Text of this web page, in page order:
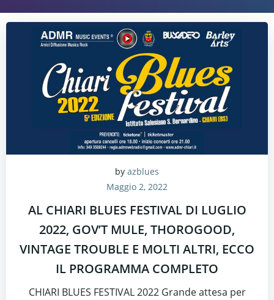
by azblues
Maggio 2, 2022
AL CHIARI BLUES FESTIVAL DI LUGLIO
2022, GOV’T MULE, THOROGOOD,
VINTAGE TROUBLE E MOLTI ALTRI, ECCO
IL PROGRAMMA COMPLETO
CHIARI BLUES FESTIVAL 2022 Grande attesa per